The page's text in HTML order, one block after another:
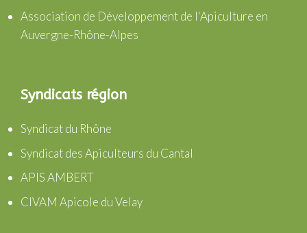
Association de Développement de l'Apiculture en
Auvergne-Rhône-Alpes
Syndicats région
Syndicat du Rhône
Syndicat des Apiculteurs du Cantal
APIS AMBERT
CIVAM Apicole du Velay